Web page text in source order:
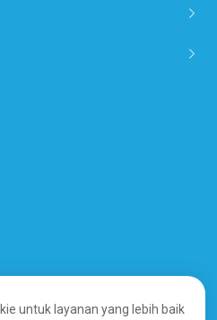
untuk layanan yang lebih baik